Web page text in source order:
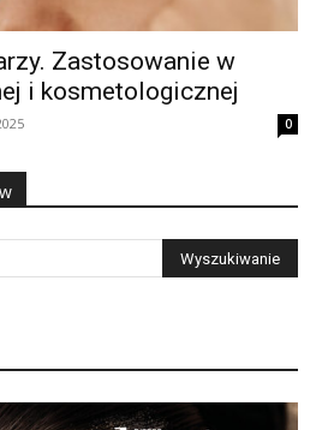
Zastosowanie w
i kosmetologicznej
0